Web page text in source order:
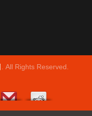
. All Rights Reserved.